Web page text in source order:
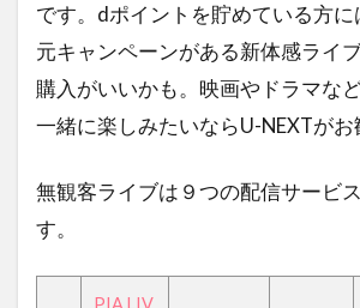
です。dポイントを貯めている方
元キャンペーンがある新体感ライ
購入がいいかも。映画やドラマな
一緒に楽しみたいならU-NEXTがお
無観客ライブは９つの配信サービ
す。
PIA LIV